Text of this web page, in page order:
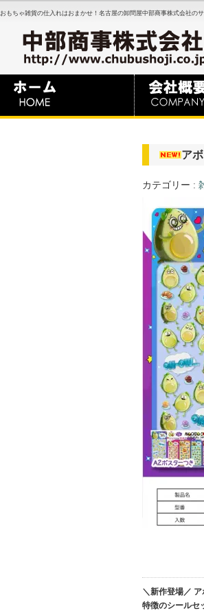
おもちゃ雑貨の仕入れはおまかせ！名古屋の卸問屋中部商事株式会社の
ア
カテゴリー :
＼新作登場／
特徴のシールセ